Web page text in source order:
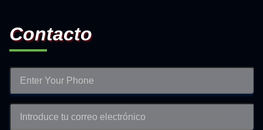
Contacto